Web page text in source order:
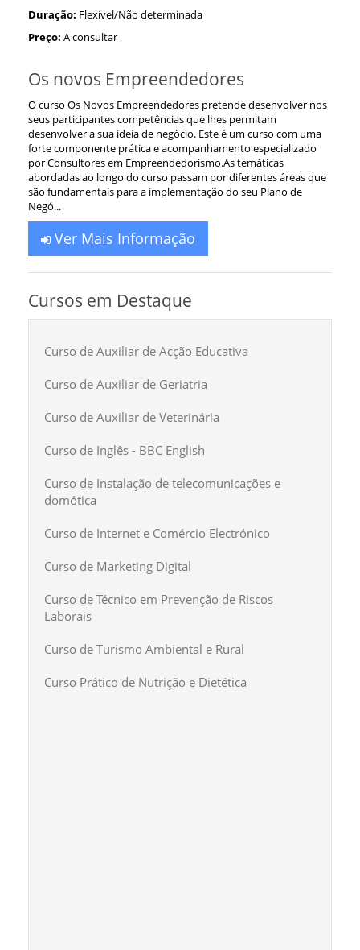
Duração: Flexível/Não determinada
Preço: A consultar
Os novos Empreendedores
O curso Os Novos Empreendedores pretende desenvolver nos
seus participantes competências que lhes permitam
desenvolver a sua ideia de negócio. Este é um curso com uma
forte componente prática e acompanhamento especializado
por Consultores em Empreendedorismo.As temáticas
abordadas ao longo do curso passam por diferentes áreas que
são fundamentais para a implementação do seu Plano de
Negó...
Ver Mais Informação
Cursos em Destaque
Curso de Auxiliar de Acção Educativa
Curso de Auxiliar de Geriatria
Curso de Auxiliar de Veterinária
Curso de Inglês - BBC English
Curso de Instalação de telecomunicações e
domótica
Curso de Internet e Comércio Electrónico
Curso de Marketing Digital
Curso de Técnico em Prevenção de Riscos
Laborais
Curso de Turismo Ambiental e Rural
Curso Prático de Nutrição e Dietética